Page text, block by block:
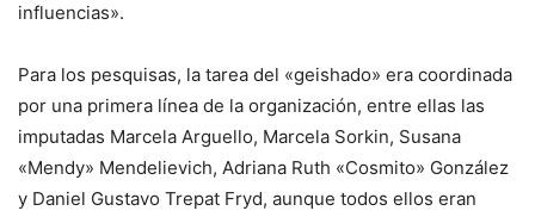
influencias».
Para los pesquisas, la tarea del «geishado» era coordinada
por una primera línea de la organización, entre ellas las
imputadas Marcela Arguello, Marcela Sorkin, Susana
«Mendy» Mendelievich, Adriana Ruth «Cosmito» González
y Daniel Gustavo Trepat Fryd, aunque todos ellos eran